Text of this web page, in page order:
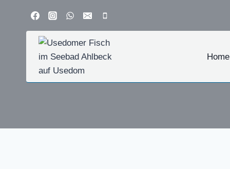
springen
Home